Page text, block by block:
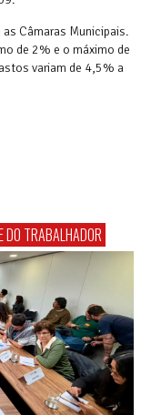
Câmaras Municipais.
de 2% e o máximo de
variam de 4,5% a
DO TRABALHADOR